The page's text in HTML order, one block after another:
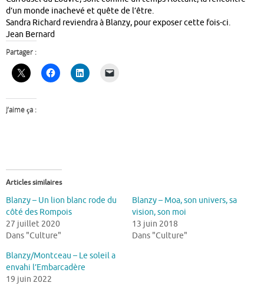
d’un monde inachevé et quête de l’être.
Sandra Richard reviendra à Blanzy, pour exposer cette fois-ci.
Jean Bernard
Partager :
J’aime ça :
Articles similaires
Blanzy – Un lion blanc rode du
côté des Rompois
27 juillet 2020
Dans "Culture"
Blanzy – Moa, son univers, sa
vision, son moi
13 juin 2018
Dans "Culture"
Blanzy/Montceau – Le soleil a
envahi l’Embarcadère
19 juin 2022